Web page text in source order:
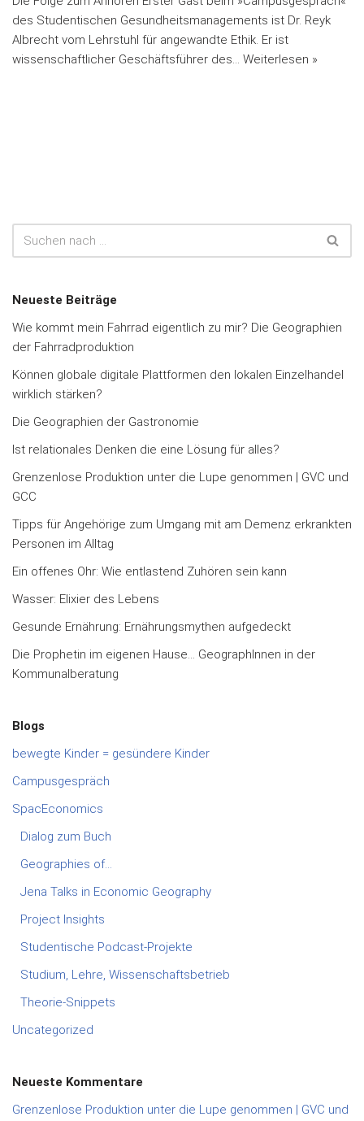
des Studentischen Gesundheitsmanagements ist Dr. Reyk
Albrecht vom Lehrstuhl für angewandte Ethik. Er ist
wissenschaftlicher Geschäftsführer des… Weiterlesen »
Neueste Beiträge
Wie kommt mein Fahrrad eigentlich zu mir? Die Geographien
der Fahrradproduktion
Können globale digitale Plattformen den lokalen Einzelhandel
wirklich stärken?
Die Geographien der Gastronomie
Ist relationales Denken die eine Lösung für alles?
Grenzenlose Produktion unter die Lupe genommen | GVC und
GCC
Tipps für Angehörige zum Umgang mit am Demenz erkrankten
Personen im Alltag
Ein offenes Ohr: Wie entlastend Zuhören sein kann
Wasser: Elixier des Lebens
Gesunde Ernährung: Ernährungsmythen aufgedeckt
Die Prophetin im eigenen Hause… GeographInnen in der
Kommunalberatung
Blogs
bewegte Kinder = gesündere Kinder
Campusgespräch
SpacEconomics
Dialog zum Buch
Geographies of…
Jena Talks in Economic Geography
Project Insights
Studentische Podcast-Projekte
Studium, Lehre, Wissenschaftsbetrieb
Theorie-Snippets
Uncategorized
Neueste Kommentare
Grenzenlose Produktion unter die Lupe genommen | GVC und